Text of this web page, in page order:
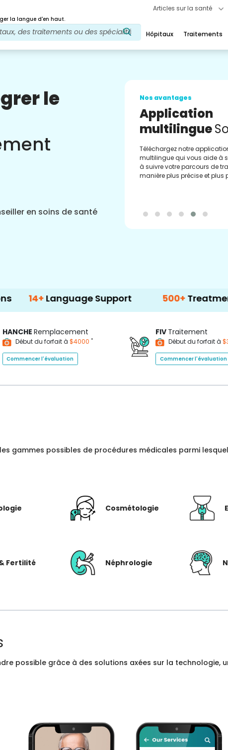
Articles sur la santé
la langue d'en haut.
Hôpitaux Traitements
le
en soins de santé
Nos avantages
Application
multilingue
Téléchargez notre
multilingue qui vous aide à
à suivre votre parcours de
manière plus précise et plus
Support 500+ Treatment
HANCHE Remplacement
Début du forfait à $4000 *
Commencer l'évaluation
FIV Traitement
Début du forfait à
Commencer l'évaluation
gammes possibles de procédures médicales parmi
Cosmétologie
Fertilité Néphrologie
possible grâce à des solutions axées sur la technologie,